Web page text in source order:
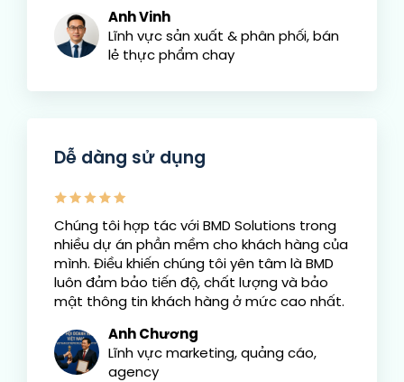
Anh Vinh
Lĩnh vực sản xuất & phân phối, bán
lẻ thực phẩm chay
Dễ dàng sử dụng
Chúng tôi hợp tác với BMD Solutions trong
nhiều dự án phần mềm cho khách hàng của
mình. Điều khiến chúng tôi yên tâm là BMD
luôn đảm bảo tiến độ, chất lượng và bảo
mật thông tin khách hàng ở mức cao nhất.
Anh Chương
Lĩnh vực marketing, quảng cáo,
agency